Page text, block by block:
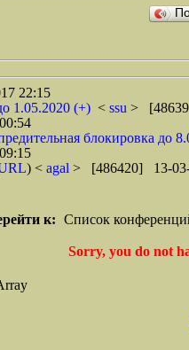
22:15
1.05.2020 (+) < ssu >
блокировка до
) < agal > [486420] 13-03-
к: Список
Sorry, you do not